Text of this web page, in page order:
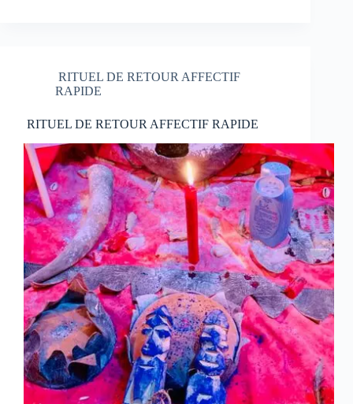
RITUEL DE RETOUR AFFECTIF
RAPIDE
RITUEL DE RETOUR AFFECTIF RAPIDE